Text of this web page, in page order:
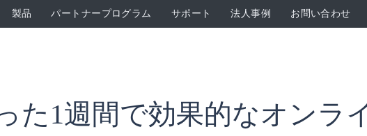
製品 パートナープログラム サポート 法人事例 お問い合わせ
た1週間で効果的なオンラ